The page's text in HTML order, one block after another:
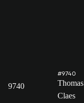
9740
#9740
Thomas
Claes